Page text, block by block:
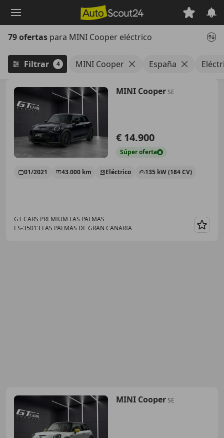
principal
79 ofertas para MINI Cooper eléctrico
Filtrar 4 MINI Cooper España
MINI CooperSE
€ 14.900
Súperoferta
01/2021 43.000 km Eléctrico 135 kW (184 CV)
GT CARS PREMIUM LAS PALMAS
ES-35013 LAS PALMAS DE GRAN CANARIA
MINI CooperSE